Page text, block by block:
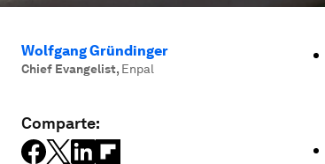
Wolfgang Gründinger
Chief Evangelist, Enpal
Comparte: